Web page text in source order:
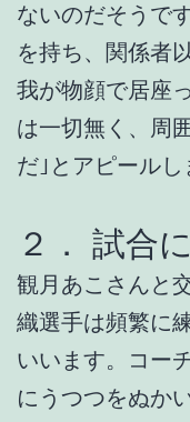
ないのだそうで
を持ち、関係者
我が物顔で居座
は一切無く、周
だ｣とアピールし
２． 試合
観月あこさんと
織選手は頻繁に
いいます。コー
にうつつをぬか